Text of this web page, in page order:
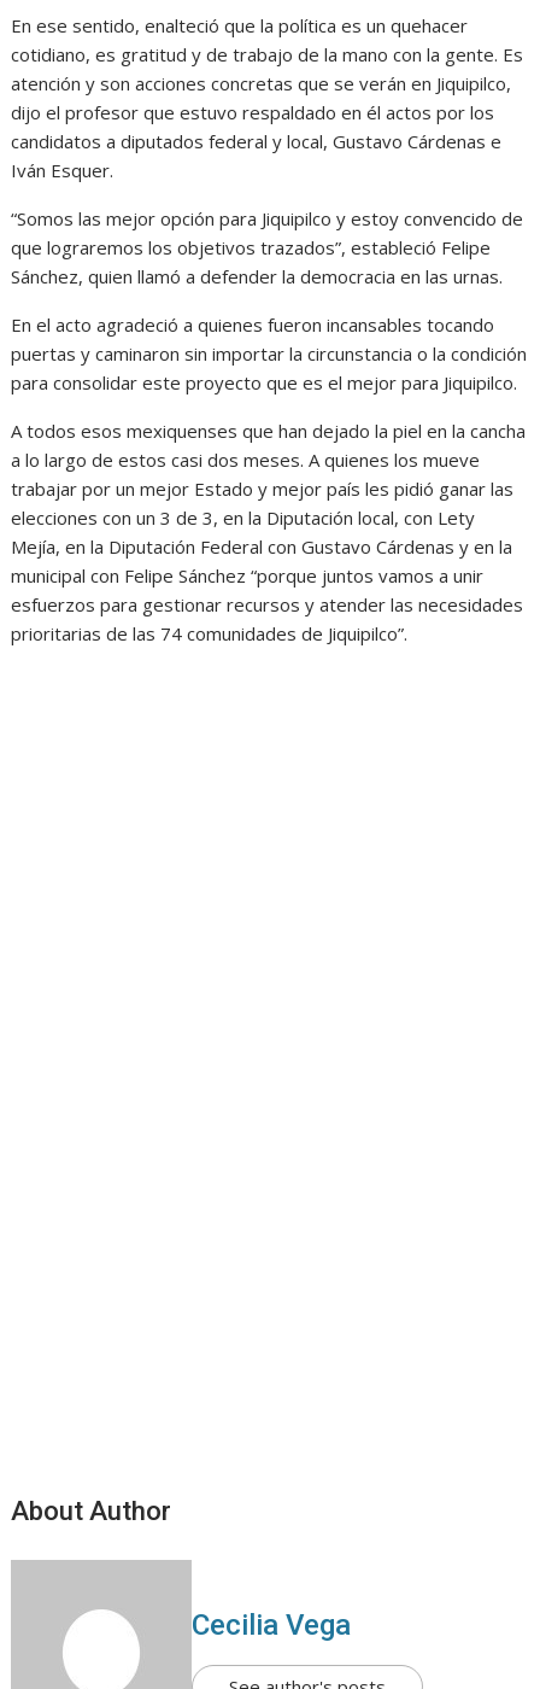
En ese sentido, enalteció que la política es un quehacer
cotidiano, es gratitud y de trabajo de la mano con la gente. Es
atención y son acciones concretas que se verán en Jiquipilco,
dijo el profesor que estuvo respaldado en él actos por los
candidatos a diputados federal y local, Gustavo Cárdenas e
Iván Esquer.
“Somos las mejor opción para Jiquipilco y estoy convencido de
que lograremos los objetivos trazados”, estableció Felipe
Sánchez, quien llamó a defender la democracia en las urnas.
En el acto agradeció a quienes fueron incansables tocando
puertas y caminaron sin importar la circunstancia o la condición
para consolidar este proyecto que es el mejor para Jiquipilco.
A todos esos mexiquenses que han dejado la piel en la cancha
a lo largo de estos casi dos meses. A quienes los mueve
trabajar por un mejor Estado y mejor país les pidió ganar las
elecciones con un 3 de 3, en la Diputación local, con Lety
Mejía, en la Diputación Federal con Gustavo Cárdenas y en la
municipal con Felipe Sánchez “porque juntos vamos a unir
esfuerzos para gestionar recursos y atender las necesidades
prioritarias de las 74 comunidades de Jiquipilco”.
About Author
Cecilia Vega